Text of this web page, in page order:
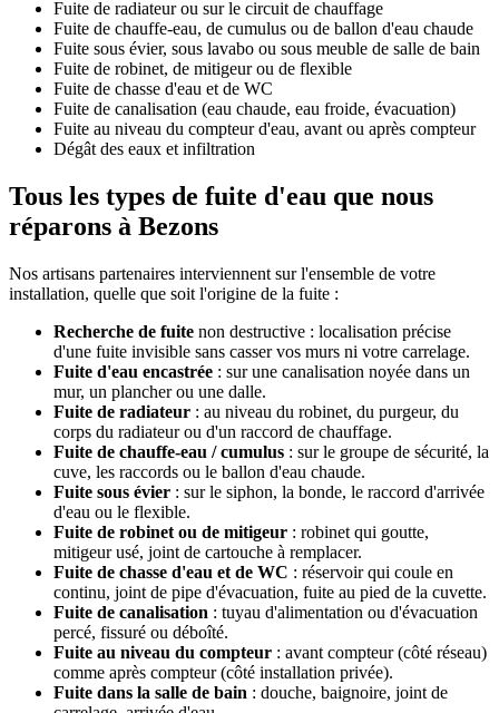
Fuite de radiateur ou sur le circuit de chauffage
Fuite de chauffe-eau, de cumulus ou de ballon d'eau chaude
Fuite sous évier, sous lavabo ou sous meuble de salle de bain
Fuite de robinet, de mitigeur ou de flexible
Fuite de chasse d'eau et de WC
Fuite de canalisation (eau chaude, eau froide, évacuation)
Fuite au niveau du compteur d'eau, avant ou après compteur
Dégât des eaux et infiltration
Tous les types de fuite d'eau que nous
réparons à Bezons
Nos artisans partenaires interviennent sur l'ensemble de votre
installation, quelle que soit l'origine de la fuite :
Recherche de fuite non destructive : localisation précise
d'une fuite invisible sans casser vos murs ni votre carrelage.
Fuite d'eau encastrée : sur une canalisation noyée dans un
mur, un plancher ou une dalle.
Fuite de radiateur : au niveau du robinet, du purgeur, du
corps du radiateur ou d'un raccord de chauffage.
Fuite de chauffe-eau / cumulus : sur le groupe de sécurité, la
cuve, les raccords ou le ballon d'eau chaude.
Fuite sous évier : sur le siphon, la bonde, le raccord d'arrivée
d'eau ou le flexible.
Fuite de robinet ou de mitigeur : robinet qui goutte,
mitigeur usé, joint de cartouche à remplacer.
Fuite de chasse d'eau et de WC : réservoir qui coule en
continu, joint de pipe d'évacuation, fuite au pied de la cuvette.
Fuite de canalisation : tuyau d'alimentation ou d'évacuation
percé, fissuré ou déboîté.
Fuite au niveau du compteur : avant compteur (côté réseau)
comme après compteur (côté installation privée).
Fuite dans la salle de bain : douche, baignoire, joint de